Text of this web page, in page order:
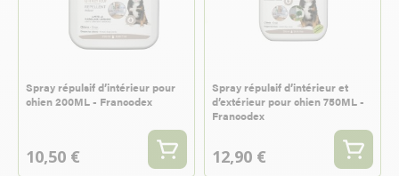
Spray répulsif d’intérieur pour
chien 200ML - Francodex
10,50 €
Spray répulsif d’intérieur et
d’extérieur pour chien 750ML -
Francodex
12,90 €